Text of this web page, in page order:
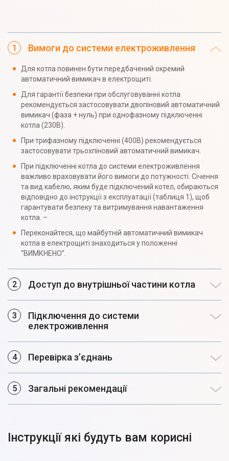
Вимоги до системи електроживлення
Для котла повинен бути передбачений окремий
автоматичний вимикач в електрощиті.
Для гарантії безпеки при обслуговуванні котла
рекомендується застосовувати двопіновий автоматичний
вимикач (фаза + нуль) при однофазному підключенні
котла (230В).
При трифазному підключенні (400В) рекомендується
застосовувати трьохпіновий автоматичний вимикач.
При підключенні котла до системи електроживлення
важливо враховувати його вимоги до потужності. Січення
та вид кабелю, яким буде підключений котел, обираються
відповідно до інструкції з експлуатації (таблиця 1), щоб
гарантувати безпеку та витримування навантаження
котла. –
Переконайтеся, що майбутній автоматичний вимикач
котла в електрощиті знаходиться у положенні
“ВИМКНЕНО”.
Доступ до внутрішньої частини котла
Підключення до системи
електроживлення
Перевірка з’єднань
Загальні рекомендації
Інструкції які будуть вам корисні